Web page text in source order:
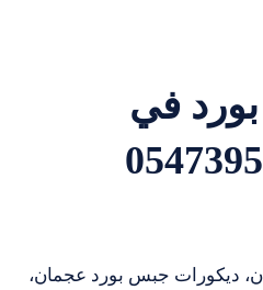
في
ديكورات جبس بورد عجمان،